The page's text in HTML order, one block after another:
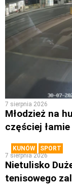
7 sierpnia 2026
Młodzież na
częściej
KUNÓW
SPORT
7 sierpnia 2026
Nietulisko
tenisowego